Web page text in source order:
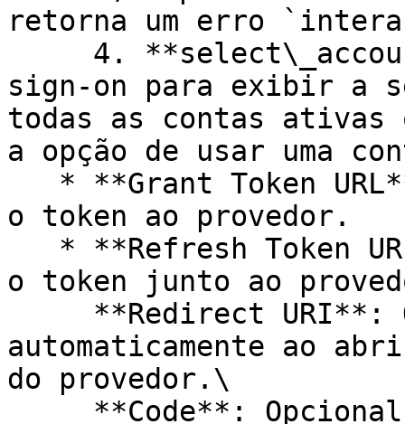
retorna um erro
sign-on para exibir a
todas as contas ativas
a opção de usar uma
o token ao provedor.
o token junto ao
automaticamente ao
do provedor.\